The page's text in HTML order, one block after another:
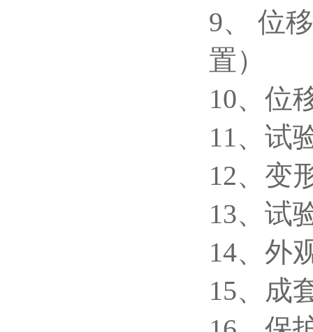
9、 位
置）
10、位
11、试
12、变
13、试
14、外
15、成